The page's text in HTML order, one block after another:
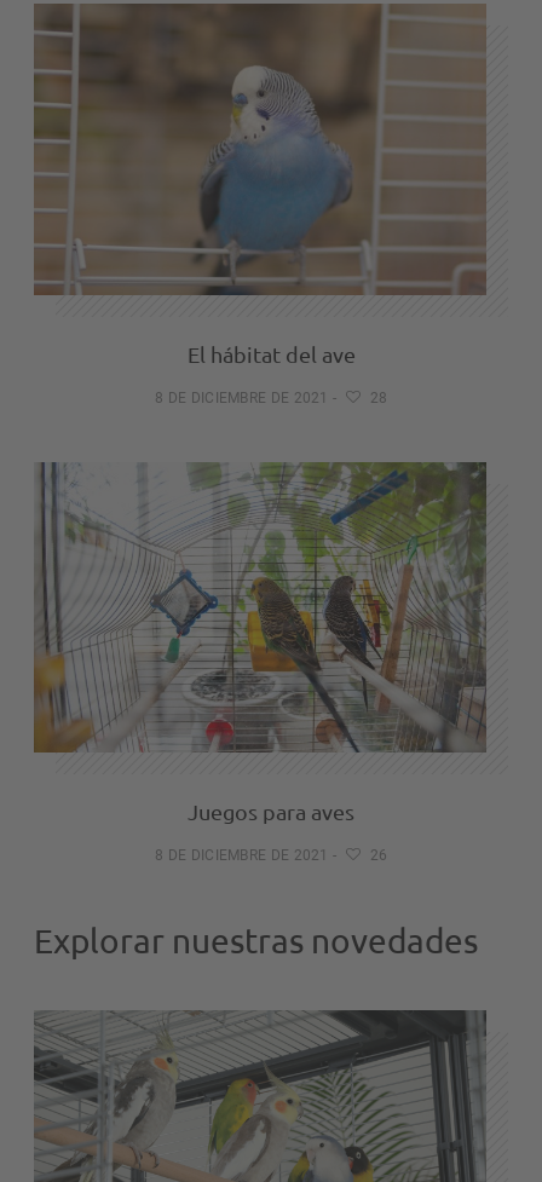
El hábitat del ave
8 DE DICIEMBRE DE 2021 - 28
Juegos para aves
8 DE DICIEMBRE DE 2021 - 26
Explorar nuestras novedades